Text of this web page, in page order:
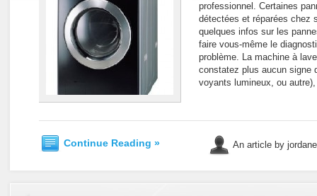
professionnel. Certaines
détectées et réparées chez
quelques infos sur les
faire vous-même le
problème. La machine à
constatez plus aucun signe
voyants lumineux, ou
Continue Reading » An article by